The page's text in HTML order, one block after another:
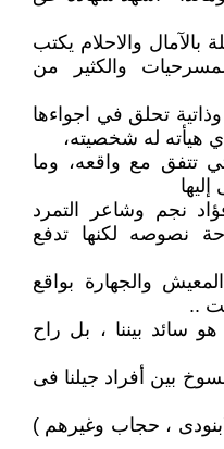
بالآمال والاحلام يكتب
والكثير من
تحلق في اجواءها
هيأته له شخصيته،
تتفق مع واقعه، وما
نجم وشاعر التمرد
نصوصه لكنها تدفع
والجهارة بواقع
..
سائد بيننا ، بل راح
بين أفراد جيلنا فى
، حجاب وغيرهم )